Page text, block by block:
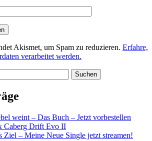
Akismet, um Spam zu reduzieren. Erfahre,
verarbeitet werden.
weint – Das Buch – Jetzt vorbestellen
Caberg Drift Evo II
Ziel – Meine Neue Single jetzt streamen!